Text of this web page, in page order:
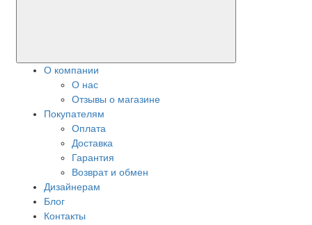
О компании
О нас
Отзывы о магазине
Покупателям
Оплата
Доставка
Гарантия
Возврат и обмен
Дизайнерам
Блог
Контакты